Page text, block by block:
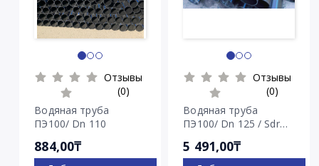
Отзывы
(0)
Водяная труба
ПЭ100/ Dn 110
884,00₸
Отзывы
(0)
Водяная труба
ПЭ100/ Dn 125 / Sdr
5 491,00₸